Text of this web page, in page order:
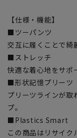
【仕様・機能】
■ツーパンツ
交互に履くことで綺
■ストレッチ
快適な着心地をサポ
■形状記憶プリーツ
プリーツラインが取
プ。
■Plastics Smart
この商品はリサイク